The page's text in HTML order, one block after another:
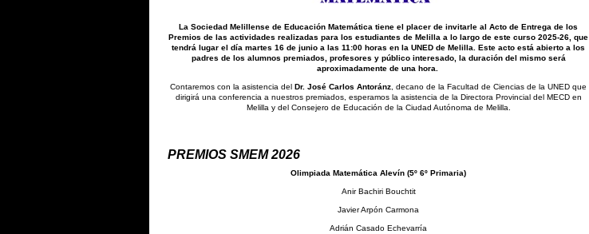
La Sociedad Melillense de Educación Matemática tiene el placer de invitarle al Acto de Entrega de los
Premios de las actividades realizadas para los estudiantes de Melilla a lo largo de este curso 2025-26, que
tendrá lugar el día martes 16 de junio a las 11:00 horas en la UNED de Melilla. Este acto está abierto a los
padres de los alumnos premiados, profesores y público interesado, la duración del mismo será
aproximadamente de una hora.
Contaremos con la asistencia del Dr. José Carlos Antoránz , decano de la Facultad de Ciencias de la UNED que
dirigirá una conferencia a nuestros premiados, esperamos la asistencia de la Directora Provincial del MECD en
Melilla y del Consejero de Educación de la Ciudad Autónoma de Melilla.
PREMIOS SMEM 2026
Olimpiada Matemática Alevín (5º 6º Primaria)
Anir Bachiri Bouchtit
Javier Arpón Carmona
Adrián Casado Echevarría